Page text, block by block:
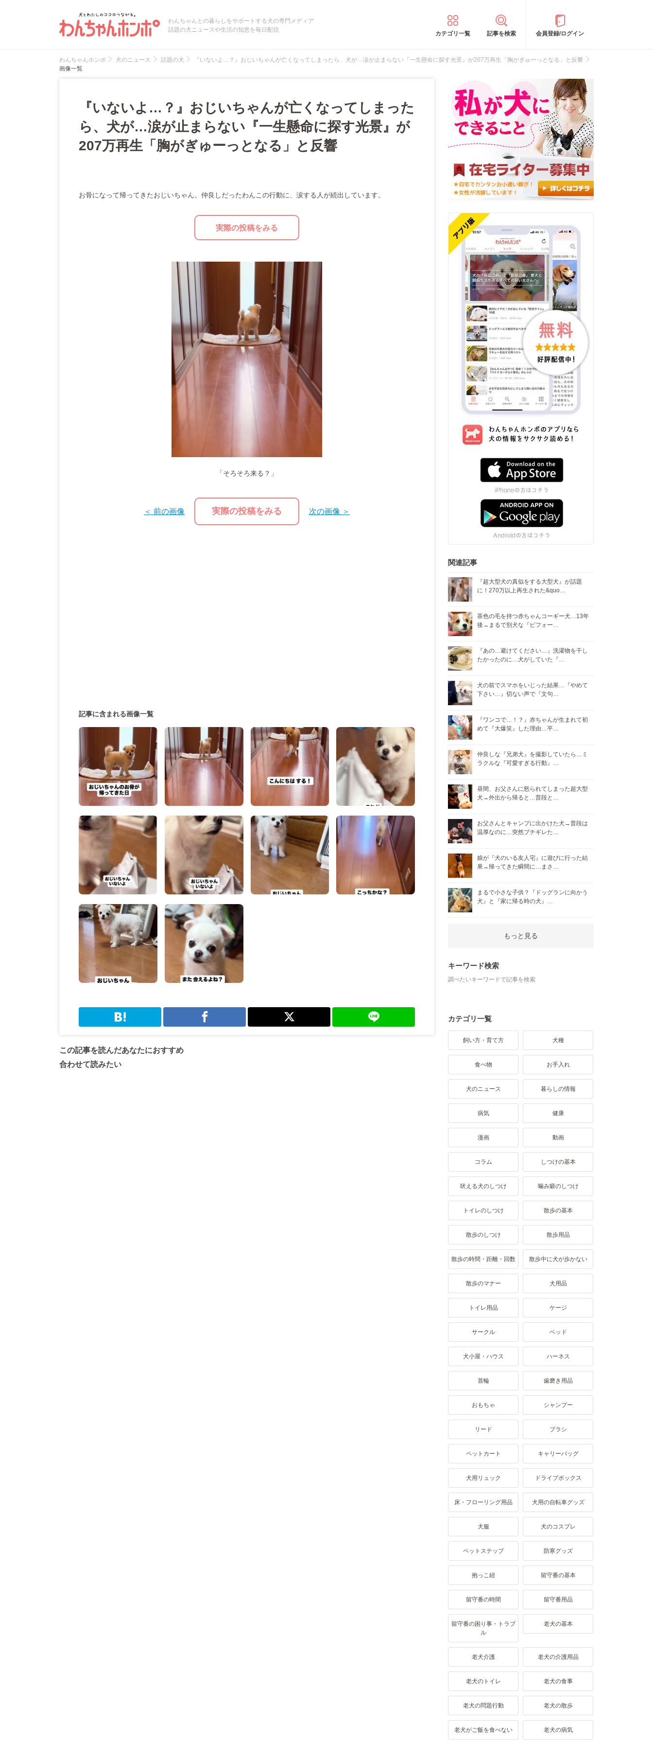
わんちゃんとの暮らしをサポートする犬の専門メディア
話題の犬ニュースや生活の知恵を毎日配信
カテゴリ一覧 記事を検索 会員登録/ログイン
わんちゃんホンポ 犬のニュース 話題の犬
『いないよ…？』おじいちゃんが亡くなってしまったら、犬が…涙が止まらない『一生懸命に探す光景』が207万再生「胸がぎゅーっとなる」と反響
画像一覧
『いないよ…？』おじいちゃんが亡くなってしまった
ら、犬が…涙が止まらない『一生懸命に探す光景』が
207万再生「胸がぎゅーっとなる」と反響
お骨になって帰ってきたおじいちゃん。仲良しだったわんこの行動に、涙する人が続出しています。
実際の投稿をみる
「そろそろ来る？」
＜ 前の画像 実際の投稿をみる 次の画像 ＞
記事に含まれる画像一覧
この記事を読んだあなたにおすすめ
合わせて読みたい
関連記事
『超大型犬の真似をする大型犬』が話題
に！270万以上再生された&quo…
茶色の毛を持つ赤ちゃんコーギー犬…13年
後→まるで別犬な『ビフォー…
『あの…避けてください…』洗濯物を干し
たかったのに…犬がしていた『…
犬の前でスマホをいじった結果…『やめて
下さい…』切ない声で『文句…
『ワンコで…！？』赤ちゃんが生まれて初
めて『大爆笑』した理由…平…
仲良しな『兄弟犬』を撮影していたら…ミ
ラクルな『可愛すぎる行動』…
昼間、お父さんに怒られてしまった超大型
犬→外出から帰ると…普段と…
お父さんとキャンプに出かけた犬→普段は
温厚なのに…突然ブチギレた…
娘が『犬のいる友人宅』に遊びに行った結
果→帰ってきた瞬間に…まさ…
まるで小さな子供？『ドッグランに向かう
犬』と『家に帰る時の犬』…
もっと見る
キーワード検索
調べたいキーワードで記事を検索
カテゴリ一覧
飼い方・育て方 犬種
食べ物 お手入れ
犬のニュース 暮らしの情報
病気 健康
漫画 動画
コラム しつけの基本
吠える犬のしつけ 噛み癖のしつけ
トイレのしつけ 散歩の基本
散歩のしつけ 散歩用品
散歩の時間・距離・回数 散歩中に犬が歩かない
散歩のマナー 犬用品
トイレ用品 ケージ
サークル ベッド
犬小屋・ハウス ハーネス
首輪 歯磨き用品
おもちゃ シャンプー
リード ブラシ
ペットカート キャリーバッグ
犬用リュック ドライブボックス
床・フローリング用品 犬用の自転車グッズ
犬服 犬のコスプレ
ペットステップ 防寒グッズ
抱っこ紐 留守番の基本
留守番の時間 留守番用品
留守番の困り事・トラブ
ル
老犬の基本
老犬介護 老犬の介護用品
老犬のトイレ 老犬の食事
老犬の問題行動 老犬の散歩
老犬がご飯を食べない 老犬の病気